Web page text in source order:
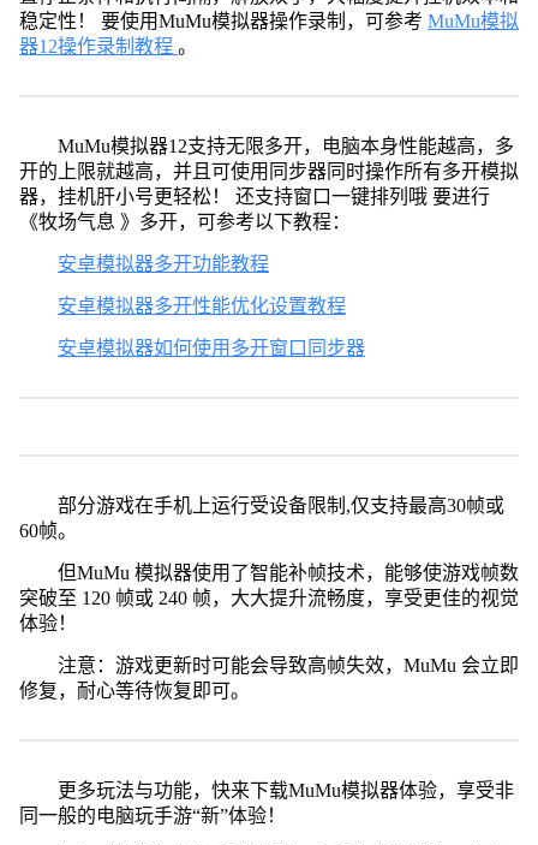
稳定性！ 要使用MuMu模拟器操作录制，可参考 MuMu模拟
器12操作录制教程 。
MuMu模拟器12支持无限多开，电脑本身性能越高，多
开的上限就越高，并且可使用同步器同时操作所有多开模拟
器，挂机肝小号更轻松！ 还支持窗口一键排列哦 要进行
《牧场气息 》多开，可参考以下教程：
安卓模拟器多开功能教程
安卓模拟器多开性能优化设置教程
安卓模拟器如何使用多开窗口同步器
部分游戏在手机上运行受设备限制,仅支持最高30帧或
60帧。
但MuMu 模拟器使用了智能补帧技术，能够使游戏帧数
突破至 120 帧或 240 帧，大大提升流畅度，享受更佳的视觉
体验！
注意：游戏更新时可能会导致高帧失效，MuMu 会立即
修复，耐心等待恢复即可。
更多玩法与功能，快来下载MuMu模拟器体验，享受非
同一般的电脑玩手游“新”体验！